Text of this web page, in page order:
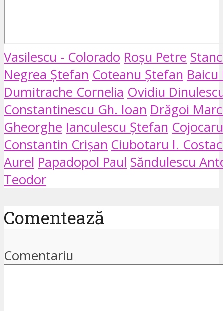
Vasilescu - Colorado Roșu Petre
Negrea Ștefan Coteanu Ștefan Baicu
Dumitrache Cornelia Ovidiu
Constantinescu Gh. Ioan Drăgoi
Gheorghe Ianculescu Ștefan
Constantin Crișan Ciubotaru I.
Aurel Papadopol Paul Săndulescu
Teodor
Comentează
Comentariu